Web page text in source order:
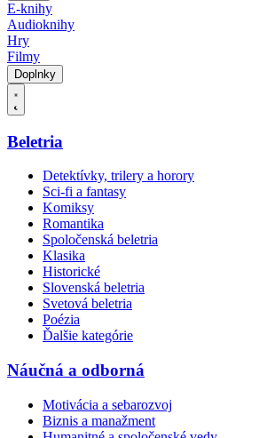
E-knihy
Audioknihy
Hry
Filmy
Doplnky
Beletria
Detektívky, trilery a horory
Sci-fi a fantasy
Komiksy
Romantika
Spoločenská beletria
Klasika
Historické
Slovenská beletria
Svetová beletria
Poézia
Ďalšie kategórie
Náučná a odborná
Motivácia a sebarozvoj
Biznis a manažment